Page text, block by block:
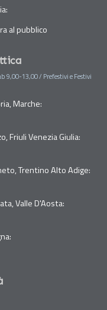
al pubblico
9,00-13,00 / Prefestivi e Festivi
Marche:
Friuli Venezia Giulia:
Trentino Alto Adige:
Valle D'Aosta: